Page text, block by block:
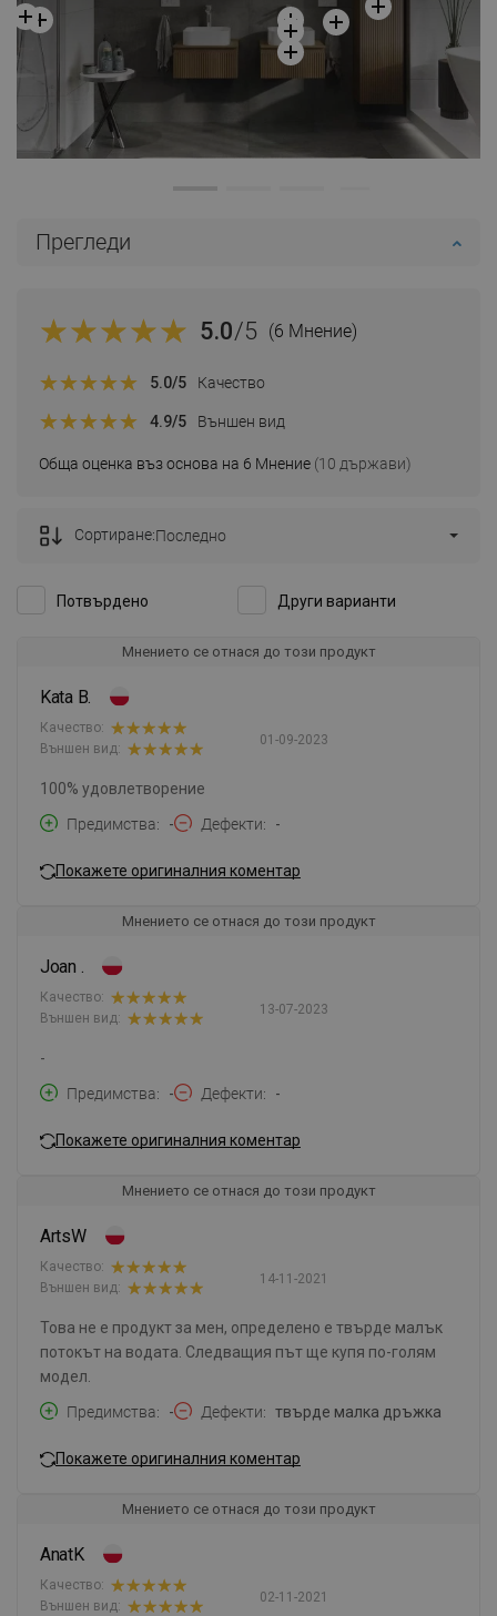
Прегледи
5.0/5 (6 Мнение)
Обща оценка въз основа на 6 Мнение (10 държави)
5.0/5 Качество
4.9/5 Външен вид
Потвърдено Други варианти
Сортиране:Последно
Мнението се отнася до този продукт
Kata B.
01-09-2023
Качество:
Външен вид:
100% удовлетворение
Предимства
- Дефекти -
Покажете оригиналния коментар
Мнението се отнася до този продукт
Joan .
13-07-2023
Качество:
Външен вид:
-
Предимства
- Дефекти -
Покажете оригиналния коментар
Мнението се отнася до този продукт
ArtsW
14-11-2021
Качество:
Външен вид:
Това не е продукт за мен, определено е твърде малък
потокът на водата. Следващия път ще купя по-голям
модел.
Предимства
- Дефекти твърде малка дръжка
Покажете оригиналния коментар
Мнението се отнася до този продукт
AnatK
02-11-2021
Качество:
Външен вид: